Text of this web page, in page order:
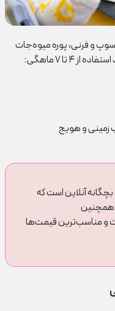
و فرنی، پوره میوه‌جات
۴ تا ۷ ماهگی:
زمینی و هویج
آنلاین است که
همچنین
و مناسب‌ترین قیمت‌ها